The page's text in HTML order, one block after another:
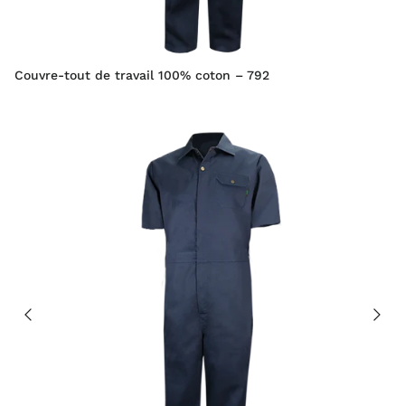
Couvre-tout de travail 100% coton – 792